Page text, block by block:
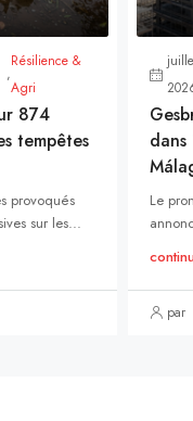
,
Résilience &
Agri
874
tempêtes
provoqués
sur les...
Le
par